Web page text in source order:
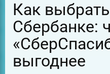
Как
Сбербанке:
выгоднее